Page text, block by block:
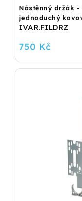
Nástěnný držák
jednoduchý
IVAR.FILDRZ
750 Kč